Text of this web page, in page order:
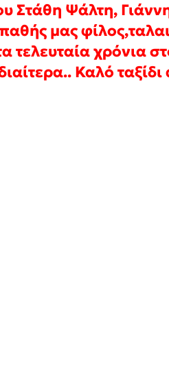
Στάθη Ψάλτη,
μας
τελευταία χρόνια
Καλό